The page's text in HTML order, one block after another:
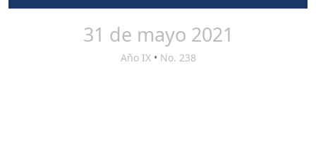
31 de mayo 2021
Año IX • No. 238